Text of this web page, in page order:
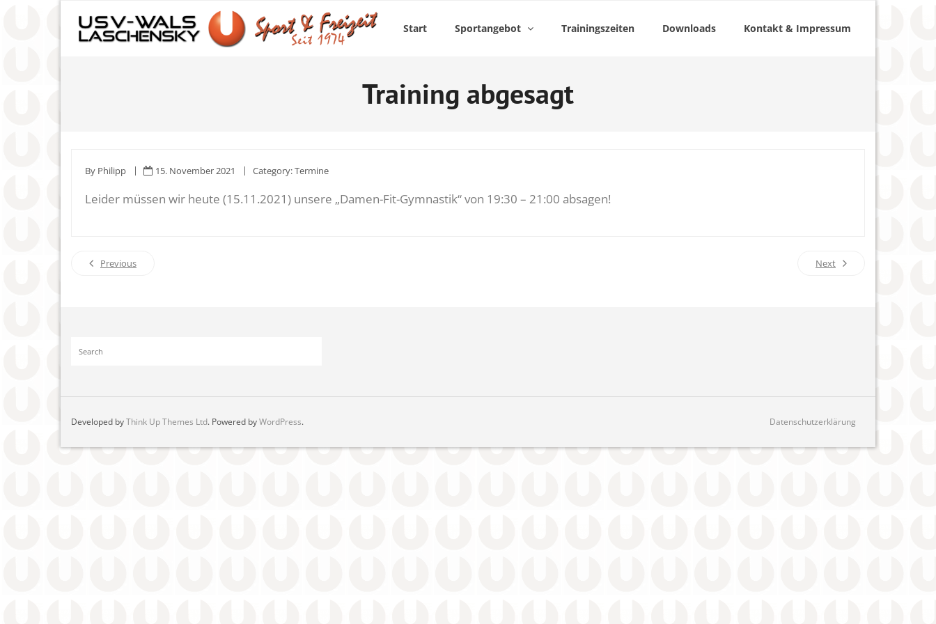
content
Start Sportangebot Trainingszeiten Downloads Kontakt & Impressum
Training abgesagt
By Philipp 15. November 2021 Category:Termine
Leider müssen wir heute (15.11.2021) unsere „Damen-Fit-Gymnastik“ von 19:30 – 21:00 absagen!
Previous Next
Developed byThink Up Themes Ltd. Powered byWordPress. Datenschutzerklärung